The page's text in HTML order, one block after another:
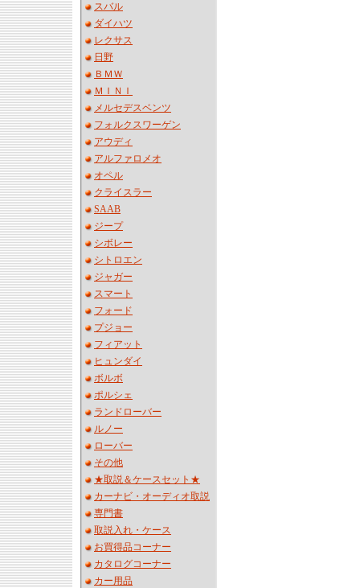
スバル
ダイハツ
レクサス
日野
ＢＭＷ
ＭＩＮＩ
メルセデスベンツ
フォルクスワーゲン
アウディ
アルファロメオ
オペル
クライスラー
SAAB
ジープ
シボレー
シトロエン
ジャガー
スマート
フォード
プジョー
フィアット
ヒュンダイ
ボルボ
ポルシェ
ランドローバー
ルノー
ローバー
その他
★取説＆ケースセット★
カーナビ・オーディオ取説
専門書
取説入れ・ケース
お買得品コーナー
カタログコーナー
カー用品